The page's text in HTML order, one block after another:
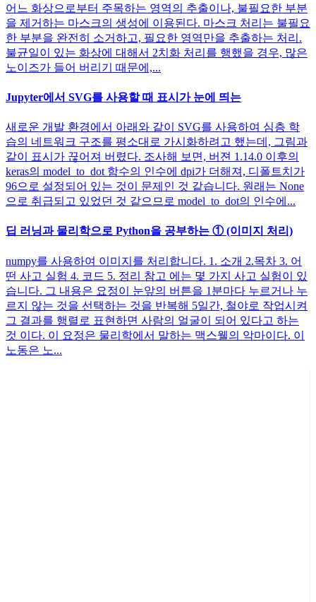
어느 화상으로부터 주목하는 영역의 추출이나, 불필요한 부분
을 제거하는 마스크의 생성에 이용된다. 마스크 처리는 불필요
한 부분을 완전히 소거하고, 필요한 영역만을 추출하는 처리.
불균일이 있는 화상에 대해서 2치화 처리를 행했을 경우, 많은
노이즈가 들어 버리기 때문에,...
Jupyter에서 SVG를 사용할 때 표시가 눈에 띄는
새로운 개발 환경에서 아래와 같이 SVG를 사용하여 심층 학
습의 네트워크 구조를 평소대로 가시화하려고 했는데, 그림과
같이 표시가 끊어져 버렸다. 조사해 보면, 버젼 1.14.0 이후의
keras의 model_to_dot 함수의 인수에 dpi가 더해져, 디폴트치가
96으로 설정되어 있는 것이 문제인 것 같습니다. 원래는 None
으로 취급되고 있었던 것 같으므로 model_to_dot의 인수에...
딥 러닝과 물리학으로 Python을 공부하는 ① (이미지 처리)
numpy를 사용하여 이미지를 처리합니다. 1. 소개 2.목차 3. 어
떤 사고 실험 4. 코드 5. 정리 참고 에는 몇 가지 사고 실험이 있
습니다. 그 내용은 요정이 눈앞의 버튼을 1분마다 누르거나 누
르지 않는 것을 선택하는 것을 반복해 5일간, 철야로 작업시켜
그 결과를 행렬로 표현하면 사람의 얼굴이 되어 있다고 하는
것 이다. 이 요정은 물리학에서 말하는 맥스웰의 악마이다. 이
노동은 노...